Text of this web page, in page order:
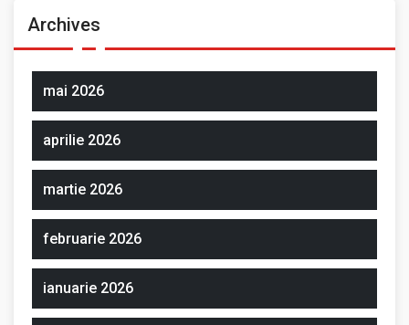
Archives
mai 2026
aprilie 2026
martie 2026
februarie 2026
ianuarie 2026